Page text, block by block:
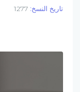
تاريخ النسخ: